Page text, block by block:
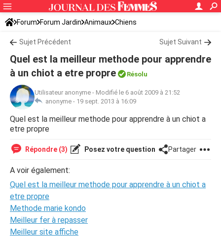
Forum Forum Jardin Animaux Chiens
Sujet Précédent Sujet Suivant
Quel est la meilleur methode pour apprendre
à un chiot a etre propre
Résolu
Utilisateur anonyme - Modifié le 6 août 2009 à 21:52
anonyme - 19 sept. 2013 à 16:09
Quel est la meilleur methode pour apprendre à un chiot a
etre propre
Répondre (3) Posez votre question Partager
A voir également:
Quel est la meilleur methode pour apprendre à un chiot a
etre propre
Methode marie kondo
Meilleur fer à repasser
Meilleur site affiche